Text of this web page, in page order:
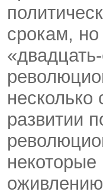
срокам,
развитии